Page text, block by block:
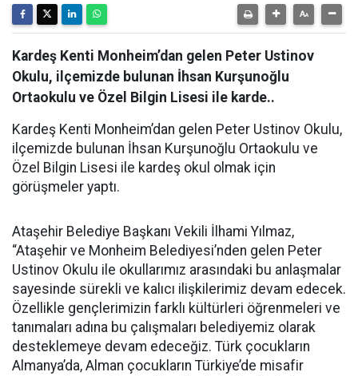
Kardeş Kenti Monheim’dan gelen Peter Ustinov
Okulu, ilçemizde bulunan İhsan Kurşunoğlu
Ortaokulu ve Özel Bilgin Lisesi ile karde..
Kardeş Kenti Monheim’dan gelen Peter Ustinov Okulu,
ilçemizde bulunan İhsan Kurşunoğlu Ortaokulu ve
Özel Bilgin Lisesi ile kardeş okul olmak için
görüşmeler yaptı.
Ataşehir Belediye Başkanı Vekili İlhami Yılmaz,
“Ataşehir ve Monheim Belediyesi’nden gelen Peter
Ustinov Okulu ile okullarımız arasındaki bu anlaşmalar
sayesinde sürekli ve kalıcı ilişkilerimiz devam edecek.
Özellikle gençlerimizin farklı kültürleri öğrenmeleri ve
tanımaları adına bu çalışmaları belediyemiz olarak
desteklemeye devam edeceğiz. Türk çocukların
Almanya’da, Alman çocukların Türkiye’de misafir